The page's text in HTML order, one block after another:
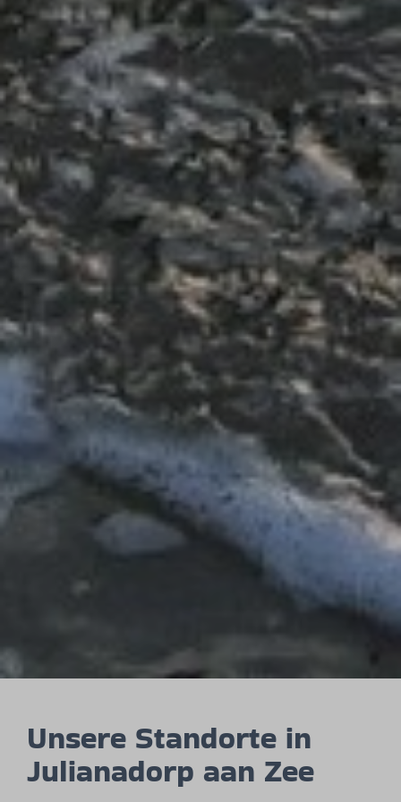
Unsere Standorte in
Julianadorp aan Zee